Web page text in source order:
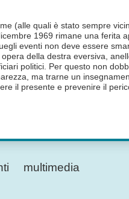
(alle quali è stato sempre
1969 rimane una ferita
eventi non deve essere
della destra eversiva,
politici. Per questo non
ma trarne un
il presente e prevenire il
multimedia